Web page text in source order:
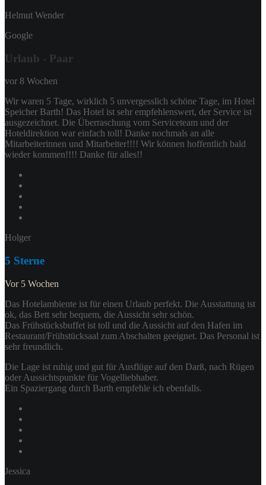
Helmut Wender
Google
Urlaub - Paar
vor 8 Wochen
Wir waren 5 Tage, wirklich 5 unvergesslich schöne Tage, im Hotel
Speicher Barth! Das Hotel ist sehr empfehlenswert, der Service ist
ausgezeichnet. Die Überraschung vom Serviceteam und der
Hoteldirektion war einfach toll! Danke nochmals an alle
Mitarbeiterinnen und Mitarbeiter!!!! Wir können hoffentlich bald
wieder kommen!!!! Danke für alles!!
Holger
5 Sterne
Vor 5 Wochen
Das Hotelambiente ist für einen Urlaub perfekt. Die Ausstattung ist
ok, das Bett sehr bequem, die Aussicht sehr schön.
Das Frühstücksbuffet ist toll und die Aussicht auf den Hafen im
Restaurant/Frühstücksaal zum Abschalten geeignet. Das Personal ist
sehr freundlich.
Die Lage ist ruhig und gut für Ausflüge auf den Darß, nach Rügen
oder Aussichtspunkte für Vogelliebhaber.
Ein Spaziergang durch Barth empfehle ich ebenfalls.
Jessica